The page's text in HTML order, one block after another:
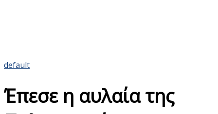
default
Έπεσε η αυλαία της